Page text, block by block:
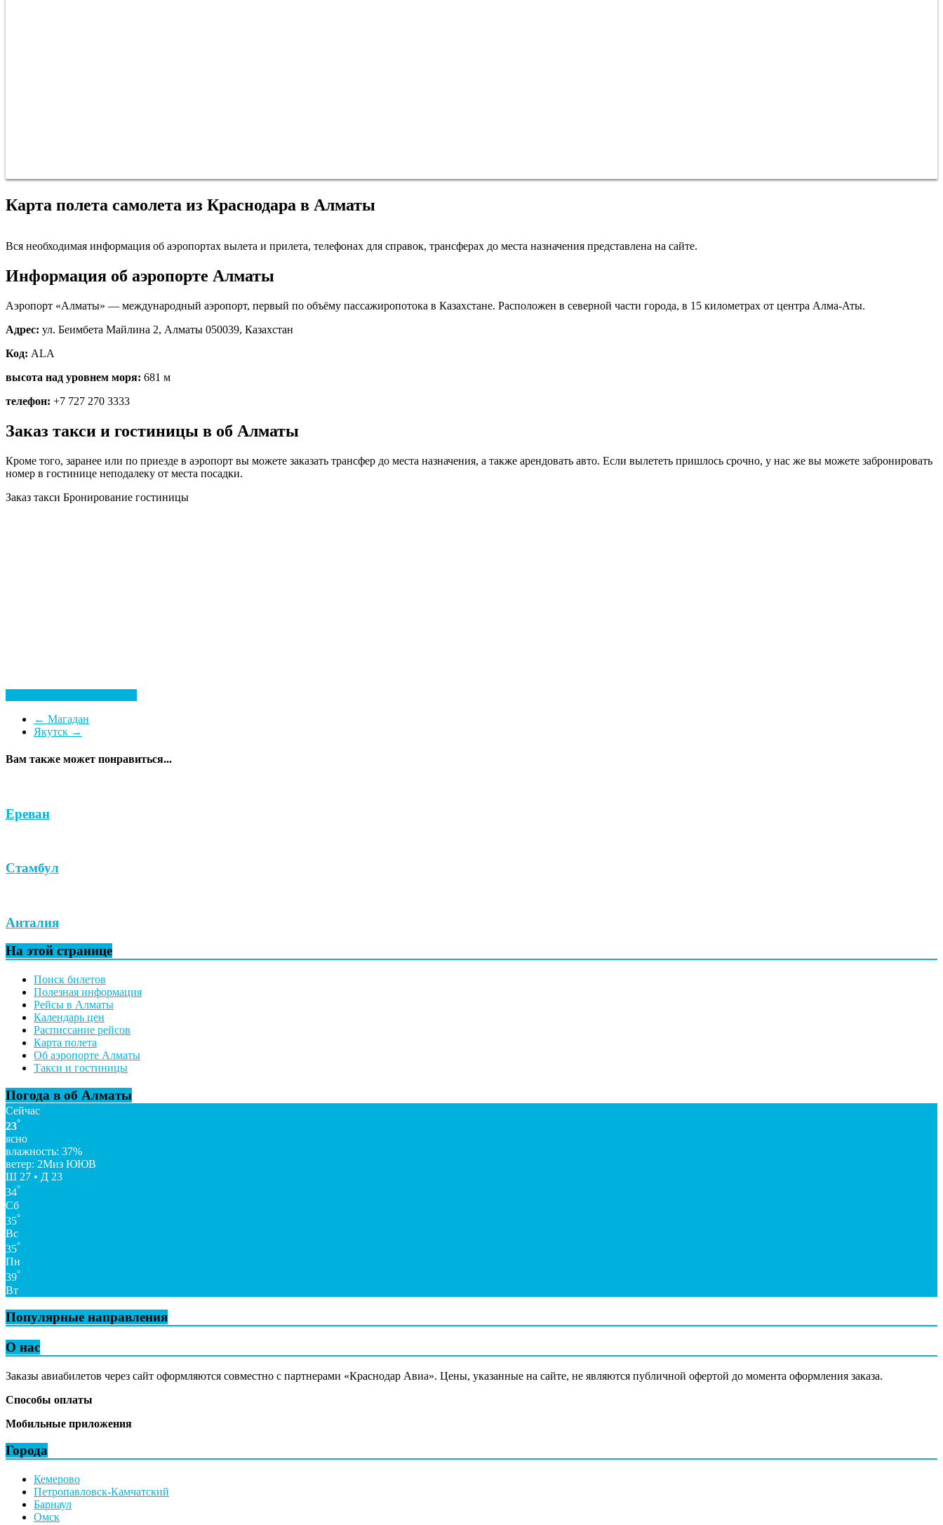
Карта полета самолета из Краснодара в Алматы
Вся необходимая информация об аэропортах вылета и прилета, телефонах для справок, трансферах до места назначения представлена на сайте.
Информация об аэропорте Алматы
Аэропорт «Алматы» — международный аэропорт, первый по объёму пассажиропотока в Казахстане. Расположен в северной части города, в 15 километрах от центра Алма-Аты.
Адрес: ул. Беимбета Майлина 2, Алматы 050039, Казахстан
Код: ALA
высота над уровнем моря: 681 м
телефон: +7 727 270 3333
Заказ такси и гостиницы в об Алматы
Кроме того, заранее или по приезде в аэропорт вы можете заказать трансфер до места назначения, а также арендовать авто. Если вылететь пришлось срочно, у нас же вы можете забронировать
номер в гостинице неподалеку от места посадки.
Заказ такси Бронирование гостиницы
← Магадан
Якутск →
Вам также может понравиться...
Ереван
Стамбул
Анталия
На этой странице
Поиск билетов
Полезная информация
Рейсы в Алматы
Календарь цен
Расписсание рейсов
Карта полета
Об аэропорте Алматы
Такси и гостиницы
Погода в об Алматы
Сейчас
23°
ясно
влажность: 37%
ветер: 2Миз ЮЮВ
Ш 27 • Д 23
34°
Сб
35°
Вс
35°
Пн
39°
Вт
Популярные направления
О нас
Заказы авиабилетов через сайт оформляются совместно с партнерами «Краснодар Авиа». Цены, указанные на сайте, не являются публичной офертой до момента оформления заказа.
Способы оплаты
Мобильные приложения
Города
Кемерово
Петропавловск-Камчатский
Барнаул
Омск